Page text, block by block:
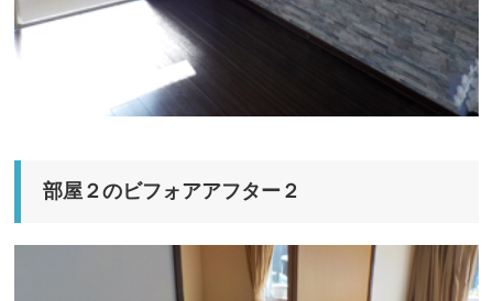
部屋２のビフォアアフター２